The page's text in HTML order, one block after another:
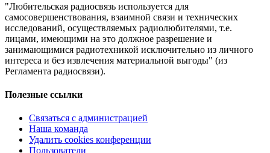
"Любительская радиосвязь используется для
самосовершенствования, взаимной связи и технических
исследований, осуществляемых радиолюбителями, т.е.
лицами, имеющими на это должное разрешение и
занимающимися радиотехникой исключительно из личного
интереса и без извлечения материальной выгоды" (из
Регламента радиосвязи).
Полезные ссылки
Связаться с администрацией
Наша команда
Удалить cookies конференции
Пользователи